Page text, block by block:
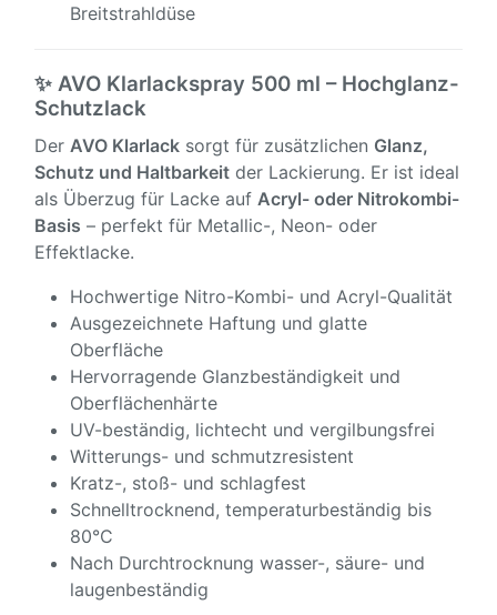
Breitstrahldüse
✨ AVO Klarlackspray 500 ml – Hochglanz-
Schutzlack
Der AVO Klarlack sorgt für zusätzlichen Glanz,
Schutz und Haltbarkeit der Lackierung. Er ist ideal
als Überzug für Lacke auf Acryl- oder Nitrokombi-
Basis – perfekt für Metallic-, Neon- oder
Effektlacke.
Hochwertige Nitro-Kombi- und Acryl-Qualität
Ausgezeichnete Haftung und glatte
Oberfläche
Hervorragende Glanzbeständigkeit und
Oberflächenhärte
UV-beständig, lichtecht und vergilbungsfrei
Witterungs- und schmutzresistent
Kratz-, stoß- und schlagfest
Schnelltrocknend, temperaturbeständig bis
80°C
Nach Durchtrocknung wasser-, säure- und
laugenbeständig